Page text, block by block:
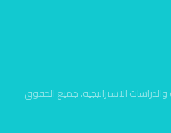
والدراسات الاستراتيجية. جميع الحقوق